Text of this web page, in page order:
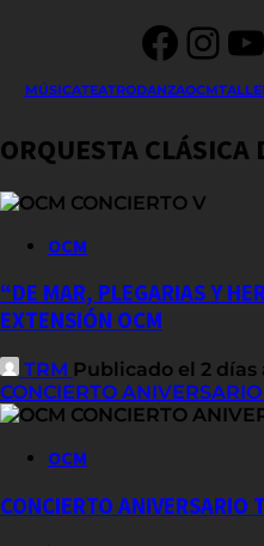
MÚSICATEATRODANZAOCM
ORQUESTA CLÁSICA
OCM
“DE MAR, PLEGARIAS Y
EXTENSIÓN OCM
TRM Publicado el 2 días
CONCIERTO
OCM
CONCIERTO ANIVERSARIO